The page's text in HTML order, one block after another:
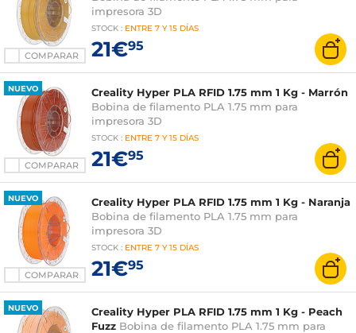
COMPARAR
impresora 3D
STOCK : ENTRE 7 Y 15 DÍAS
21€95
NUEVO
COMPARAR
Creality Hyper PLA RFID 1.75 mm 1 Kg - Marrón
Bobina de filamento PLA 1.75 mm para
impresora 3D
STOCK : ENTRE 7 Y 15 DÍAS
21€95
NUEVO
COMPARAR
Creality Hyper PLA RFID 1.75 mm 1 Kg - Naranja
Bobina de filamento PLA 1.75 mm para
impresora 3D
STOCK : ENTRE 7 Y 15 DÍAS
21€95
NUEVO
Creality Hyper PLA RFID 1.75 mm 1 Kg - Peach
Fuzz Bobina de filamento PLA 1.75 mm para